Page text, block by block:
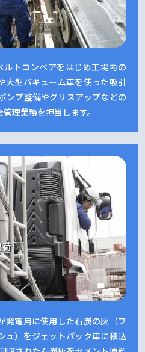
トコンベアをはじめ工場内の
大型バキューム車を使った吸引
ンプ整備やグリスアップなどの
理業務を担当します。
荷
発電用に使用した石炭の灰（フ
ュ）をジェットパック車に積込